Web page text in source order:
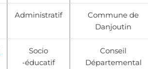
Administratif
Commune de
Danjoutin
Socio
-éducatif
Conseil
Départemental